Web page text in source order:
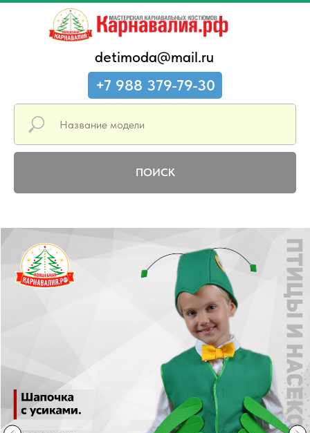
detimoda@mail.ru
+7 988 379-79-30
ПОИСК